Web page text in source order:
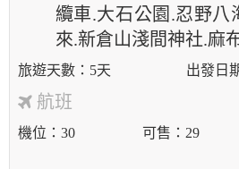
纜車.大石公園.忍野八
來.新倉山淺間神社.麻
5天
航班
機位 30 可售 29